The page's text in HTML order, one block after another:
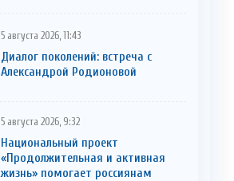
5 августа 2026, 11:43
Диалог поколений: встреча с
Александрой Родионовой
5 августа 2026, 9:32
Национальный проект
«Продолжительная и активная
жизнь» помогает россиянам